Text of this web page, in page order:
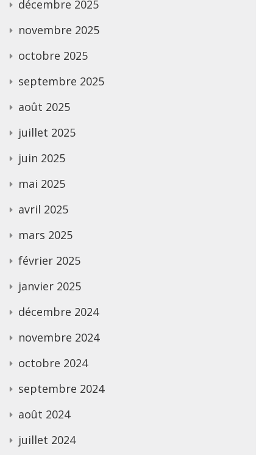
décembre 2025
novembre 2025
octobre 2025
septembre 2025
août 2025
juillet 2025
juin 2025
mai 2025
avril 2025
mars 2025
février 2025
janvier 2025
décembre 2024
novembre 2024
octobre 2024
septembre 2024
août 2024
juillet 2024